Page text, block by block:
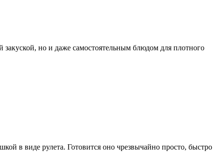
но и даже самостоятельным блюдом для плотного
в виде рулета. Готовится оно чрезвычайно просто, быстро